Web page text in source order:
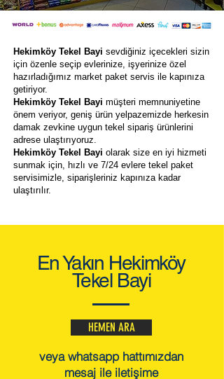
Hekimköy Tekel Bayi sevdiğiniz içecekleri sizin
için özenle seçip evlerinize, işyerinize özel
hazırladığımız market paket servis ile kapınıza
getiriyor.
Hekimköy Tekel Bayi müşteri memnuniyetine
önem veriyor, geniş ürün yelpazemizde herkesin
damak zevkine uygun tekel sipariş ürünlerini
adrese ulaştırıyoruz.
Hekimköy Tekel Bayi olarak size en iyi hizmeti
sunmak için, hızlı ve 7/24 evlere tekel paket
servisimizle, siparişleriniz kapınıza kadar
ulaştırılır.
En Yakın Hekimköy
Tekel Bayi
HEMEN ARA
veya whatsapp hattımızdan
mesaj ile iletişime